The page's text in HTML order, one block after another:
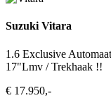
Suzuki Vitara
1.6 Exclusive
17"Lmv / Trekhaak !!
€ 17.950,-